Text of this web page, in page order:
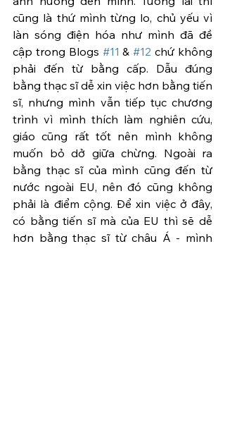
cũng là thứ mình từng lo, chủ yếu vì
làn sóng điện hóa như mình đã đề
cập trong Blogs #11 & #12 chứ không
phải đến từ bằng cấp. Dẫu đúng
bằng thạc sĩ dễ xin việc hơn bằng tiến
sĩ, nhưng mình vẫn tiếp tục chương
trình vì mình thích làm nghiên cứu,
giáo cũng rất tốt nên mình không
muốn bỏ dở giữa chừng. Ngoài ra
bằng thạc sĩ của mình cũng đến từ
nước ngoài EU, nên đó cũng không
phải là điểm cộng. Để xin việc ở đây,
có bằng tiến sĩ mà của EU thì sẽ dễ
hơn bằng thạc sĩ từ châu Á - mình